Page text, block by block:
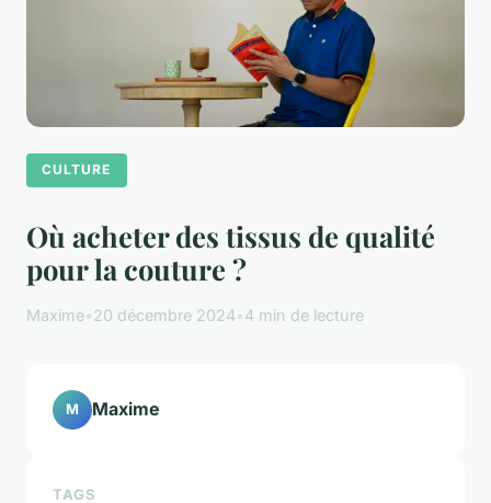
CULTURE
Où acheter des tissus de qualité
pour la couture ?
Maxime•20 décembre 2024•4 min de lecture
M Maxime
TAGS